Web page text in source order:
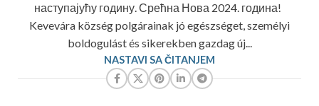
наступајућу годину. Срећна Нова 2024. година!
Kevevára község polgárainak jó egészséget, személyi
boldogulást és sikerekben gazdag új...
NASTAVI SA ČITANJEM